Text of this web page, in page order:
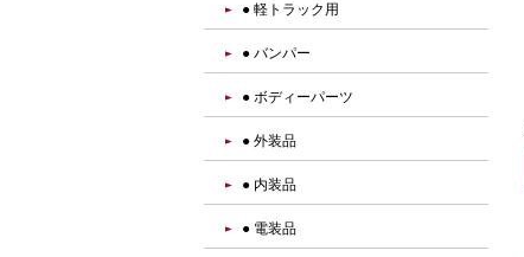
● 軽トラック用
● バンパー
● ボディーパーツ
● 外装品
● 内装品
● 電装品